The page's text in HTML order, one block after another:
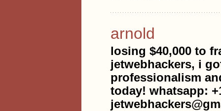
arnold
losing $40,000 to
jetwebhackers, i
professionalism
today! whatsapp: